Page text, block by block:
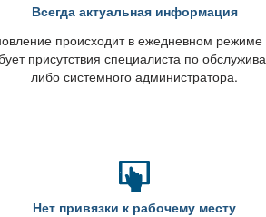
сегда актуальная информация
происходит в ежедневном режиме
присутствия специалиста по
либо системного администратора.
Нет привязки к рабочему месту